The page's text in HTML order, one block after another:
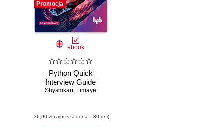
Promocja
ebook
Python Quick
Interview Guide
Shyamkant Limaye
(36,90 zł najniższa cena z 30 dni)